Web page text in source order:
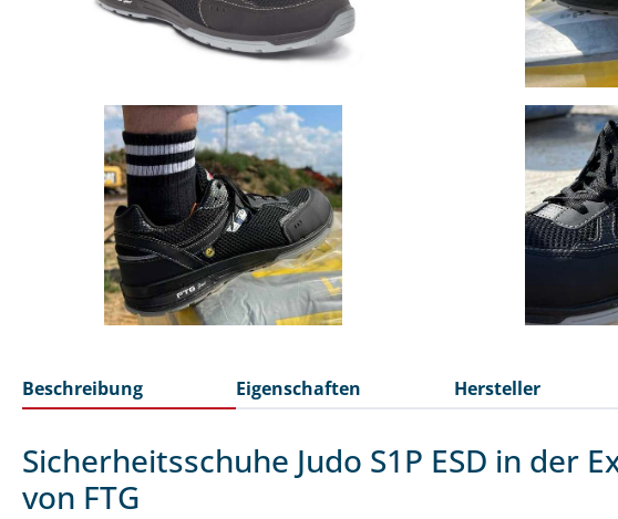
Beschreibung Eigenschaften Hersteller
Sicherheitsschuhe Judo S1P ESD in der
von FTG